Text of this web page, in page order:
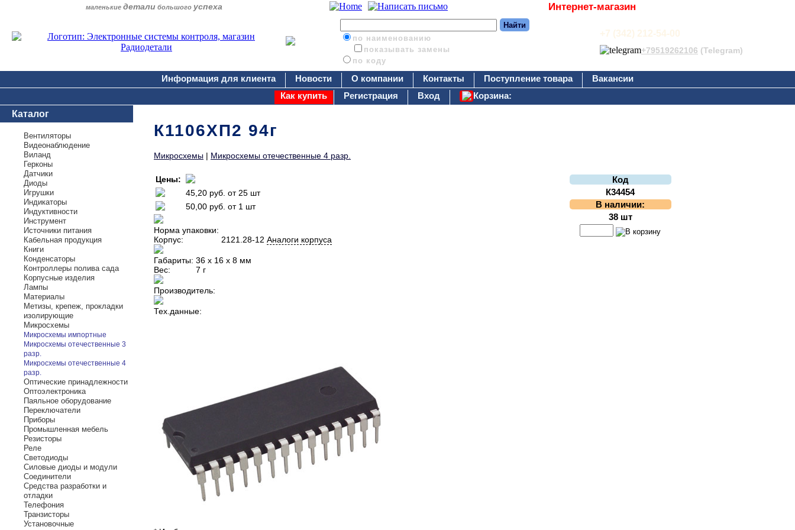
маленькие детали большого успеха Интернет-магазин
по наименованию
показывать замены
по коду
+7 (342) 212-54-00
+79519262106 (Telegram)
Информация для клиента Новости О компании Контакты Поступление товара
Вакансии
Как купить
Регистрация Вход
Корзина:
Каталог
Вентиляторы
Видеонаблюдение
Виланд
Герконы
Датчики
Диоды
Игрушки
Индикаторы
Индуктивности
Инструмент
Источники питания
Кабельная продукция
Книги
Конденсаторы
Контроллеры полива сада
Корпусные изделия
Лампы
Материалы
Метизы, крепеж, прокладки
изолирующие
Микросхемы
Микросхемы импортные
Микросхемы отечественные 3
разр.
Микросхемы отечественные 4
разр.
Оптические принадлежности
Оптоэлектроника
Паяльное оборудование
Переключатели
Приборы
Промышленная мебель
Резисторы
Реле
Светодиоды
Силовые диоды и модули
Соединители
Средства разработки и
отладки
Телефония
Транзисторы
Установочные
К1106ХП2 94г
Микросхемы | Микросхемы отечественные 4 разр.
Цены:
45,20 руб. от 25 шт
50,00 руб. от 1 шт
Норма упаковки:
Корпус:
2121.28-12 Аналоги корпуса
Габариты: 36 х 16 х 8 мм
Вес:
7 г
Производитель:
Тех.данные:
Код
К34454
В наличии:
38 шт